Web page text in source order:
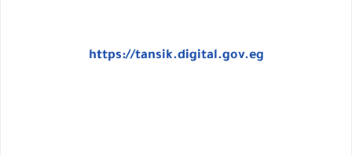
https://tansik.digital.gov.eg